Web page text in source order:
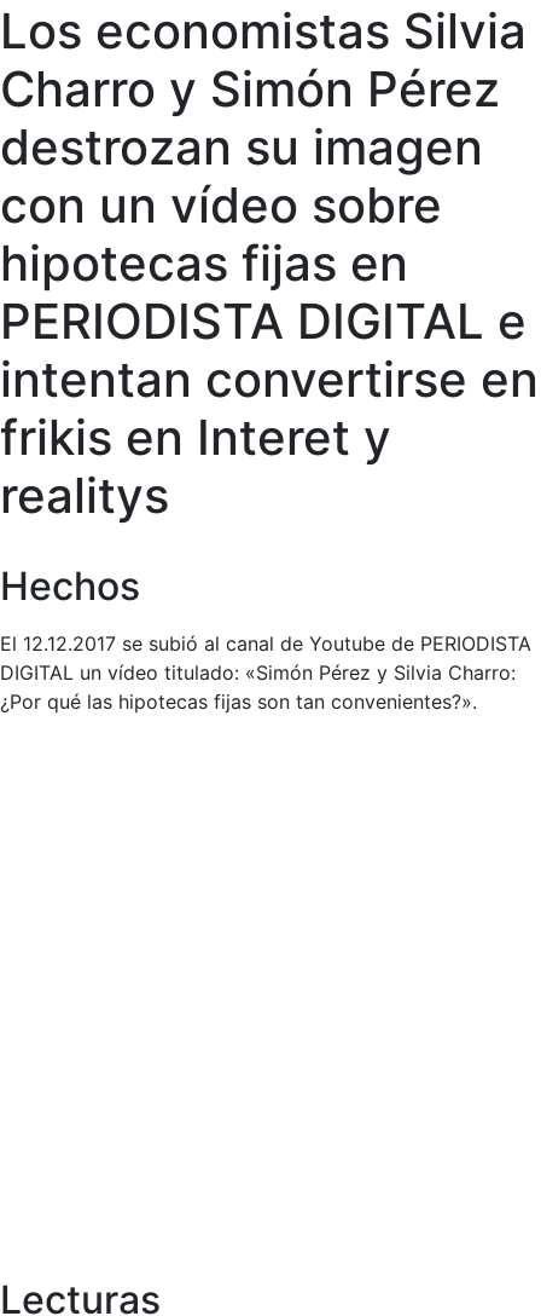
Los economistas Silvia
Charro y Simón Pérez
destrozan su imagen
con un vídeo sobre
hipotecas fijas en
PERIODISTA DIGITAL e
intentan convertirse en
frikis en Interet y
realitys
Hechos
El 12.12.2017 se subió al canal de Youtube de PERIODISTA
DIGITAL un vídeo titulado: «Simón Pérez y Silvia Charro:
¿Por qué las hipotecas fijas son tan convenientes?».
Lecturas